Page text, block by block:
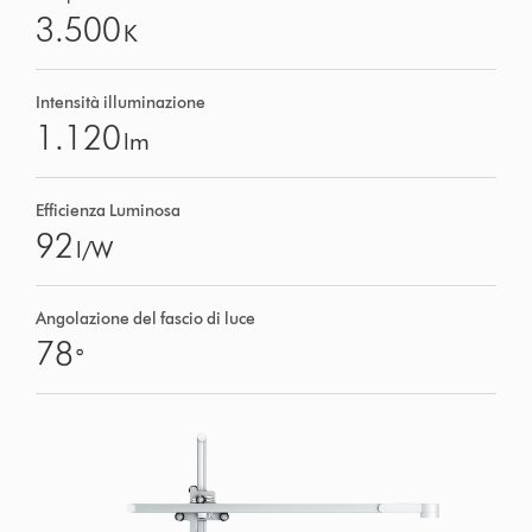
3.500K
Intensità illuminazione
1.120lm
Efficienza Luminosa
92 l/W
Angolazione del fascio di luce
78°